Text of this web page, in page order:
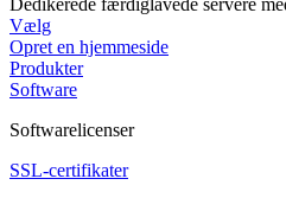
Vælg
Opret en hjemmeside
Produkter
Software
Softwarelicenser
SSL-certifikater